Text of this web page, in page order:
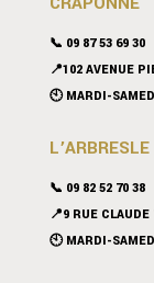
📞 09 87 53 69 30
📍102 AVENUE
🕙 MARDI-
L’ARBRESLE
📞 09 82 52 70 38
📍9 RUE
🕙 MARDI-